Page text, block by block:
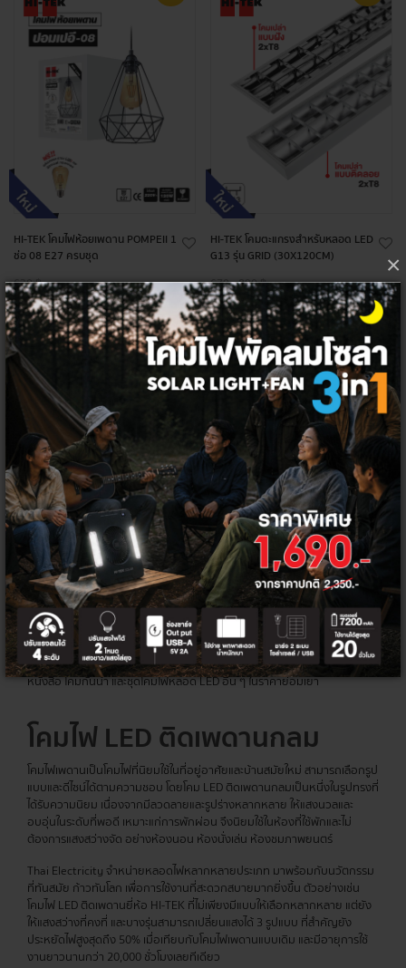
×
HI-TEK โคมไฟห้อยเพดาน POMPEII 1
ช่อ 08 E27 ครบชุด
630 ฿
530 ฿
+
HI-TEK โคมตะแกรงสำหรับหลอด LED
G13 รุ่น GRID (30X120CM)
670 - 890 ฿
638 - 718 ฿
โคมไฟ LED คุณภาพดี
ราคาพิเศษ
โคมไฟหลอด LED ในปัจจุบัน ไม่ได้ทำหน้าที่เพียงแค่ให้แสงสว่างภายในบ้าน
เท่านั้น แต่ยังเพิ่มความสวยงาม ให้ความรู้สึกที่อบอุ่นด้วยเช่นกัน และที่ Thai
Electricity เราคือผู้จัดจำหน่ายโคมไฟและหลอดไฟ LED ยี่ห้อ HI-TEK และ
MACAN ซึ่งเป็นแบรนด์ที่ได้รับการยอมรับว่ามีคุณภาพสูง ทันสมัย เหมาะกับ
ไลฟ์สไตล์ของคนรุ่นใหม่ เน้นการสร้างสรรค์นวัตกรรมที่สร้างความสะดวกสบาย
ไปพร้อมกับการประหยัดพลังงาน รักษาสิ่งแวดล้อม และปลอดภัยในการใช้งาน
ไม่ว่าจะเป็นโคมไฟ LED ติดเพดาน โคมไฟดาวน์ไลต์ โคมไฟสปอตไลต์ โคมไฟอ่าน
หนังสือ โคมกันน้ำ และชุดโคมไฟหลอด LED อื่น ๆ ในราคาย่อมเยา
โคมไฟ LED ติดเพดานกลม
โคมไฟเพดานเป็นโคมไฟที่นิยมใช้ในที่อยู่อาศัยและบ้านสมัยใหม่ สามารถเลือกรูป
แบบและดีไซน์ได้ตามความชอบ โดยโคม LED ติดเพดานกลมเป็นหนึ่งในรูปทรงที่
ได้รับความนิยม เนื่องจากมีลวดลายและรูปร่างหลากหลาย ให้แสงนวลและ
อบอุ่นในระดับที่พอดี เหมาะแก่การพักผ่อน จึงนิยมใช้ในห้องที่ใช้พักและไม่
ต้องการแสงสว่างจัด อย่างห้องนอน ห้องนั่งเล่น ห้องชมภาพยนตร์
Thai Electricity จำหน่ายหลอดไฟหลากหลายประเภท มาพร้อมกับนวัตกรรม
ที่ทันสมัย ก้าวทันโลก เพื่อการใช้งานที่สะดวกสบายมากยิ่งขึ้น ตัวอย่างเช่น
โคมไฟ LED ติดเพดานยี่ห้อ HI-TEK ที่ไม่เพียงมีแบบให้เลือกหลากหลาย แต่ยัง
ให้แสงสว่างที่คงที่ และบางรุ่นสามารถเปลี่ยนแสงได้ 3 รูปแบบ ที่สำคัญยัง
ประหยัดไฟสูงสุดถึง 50% เมื่อเทียบกับโคมไฟเพดานแบบเดิม และมีอายุการใช้
งานยาวนานกว่า 20,000 ชั่วโมงเลยทีเดียว